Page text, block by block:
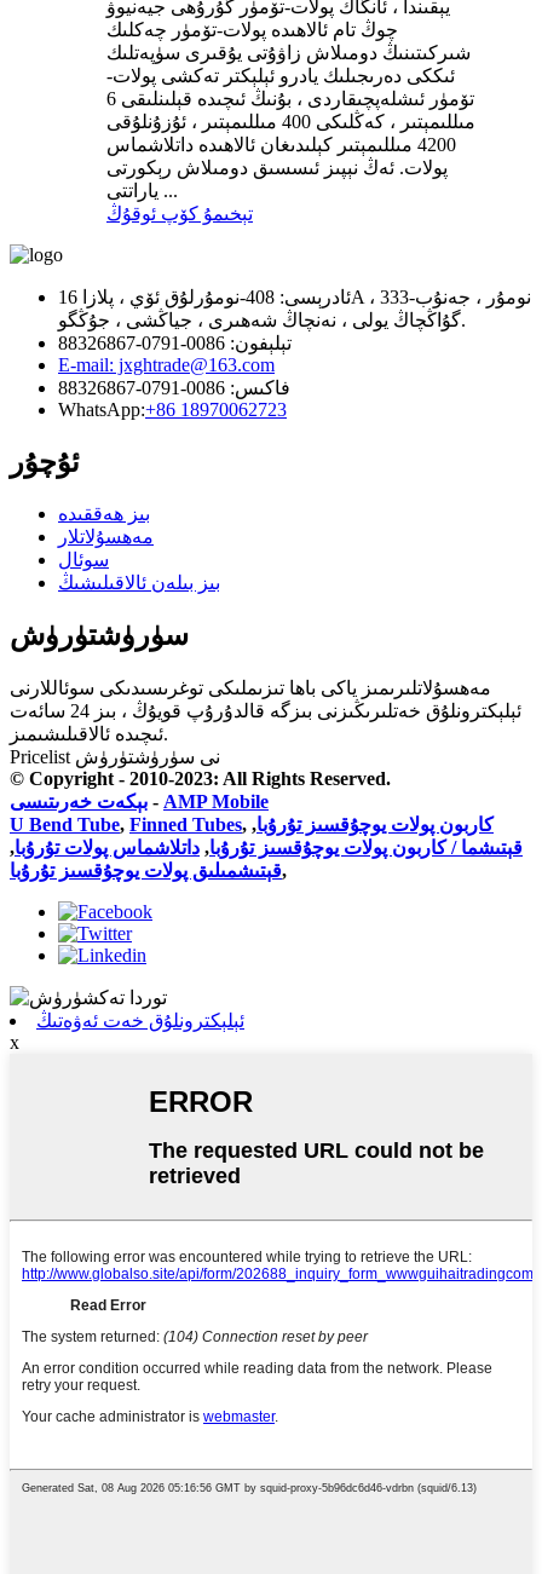
يېقىندا ، ئانگاڭ پولات-تۆمۈر گۇرۇھى جيەنيوۋ
چوڭ تام ئالاھىدە پولات-تۆمۈر چەكلىك
شىركىتىنىڭ دومىلاش زاۋۇتى يۇقىرى سۈپەتلىك
ئىككى دەرىجىلىك يادرو ئېلېكتر تەكشى پولات-
تۆمۈر ئىشلەپچىقاردى ، بۇنىڭ ئىچىدە قېلىنلىقى 6
مىللىمېتىر ، كەڭلىكى 400 مىللىمېتىر ، ئۇزۇنلۇقى
4200 مىللىمېتىر كېلىدىغان ئالاھىدە داتلاشماس
پولات. ئەڭ نېپىز ئىسسىق دومىلاش رېكورتى
ياراتتى ...
تېخىمۇ كۆپ ئوقۇڭ
ئادرېسى: 408-نومۇرلۇق ئۆي ، پلازا 16A ، 333-نومۇر ، جەنۇب
گۇاڭچاڭ يولى ، نەنچاڭ شەھىرى ، جياڭشى ، جۇڭگو.
تېلېفون: 0086-0791-88326867
E-mail: jxghtrade@163.com
فاكىس: 0086-0791-88326867
WhatsApp:+86 18970062723
ئۇچۇر
بىز ھەققىدە
مەھسۇلاتلار
سوئال
بىز بىلەن ئالاقىلىشىڭ
سۈرۈشتۈرۈش
مەھسۇلاتلىرىمىز ياكى باھا تىزىملىكى توغرىسىدىكى سوئاللارنى
ئېلېكترونلۇق خەتلىرىڭىزنى بىزگە قالدۇرۇپ قويۇڭ ، بىز 24 سائەت
ئىچىدە ئالاقىلىشىمىز.
Pricelist نى سۈرۈشتۈرۈش
© Copyright - 2010-2023: All Rights Reserved.
بېكەت خەرىتىسى - AMP Mobile
U Bend Tube, Finned Tubes, كاربون پولات يوچۇقسىز تۇرۇبا,
قېتىشما / كاربون پولات يوچۇقسىز تۇرۇبا, داتلاشماس پولات تۇرۇبا,
قېتىشمىلىق پولات يوچۇقسىز تۇرۇبا,
ئېلېكترونلۇق خەت ئەۋەتىڭ
x